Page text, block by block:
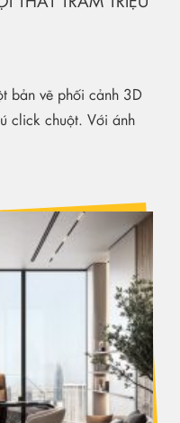
bản vẽ phối cảnh 3D
click chuột. Với ánh